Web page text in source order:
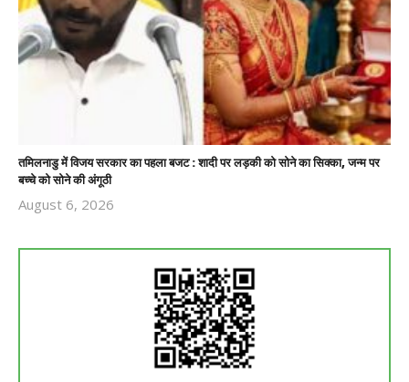
तमिलनाडु में विजय सरकार का पहला बजट : शादी पर लड़की को सोने का सिक्का, जन्म पर
बच्चे को सोने की अंगूठी
August 6, 2026